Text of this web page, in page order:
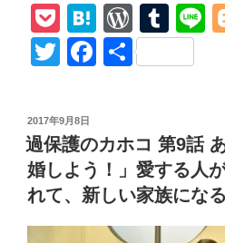
護
の
カ
最
終
回
(第
P
o
ck
H
at
e
a
W
or
d
e
ss
T
u
m
r
T
tt
er
F
e
b
o
o
共
投
稿
日:
2017年9月8日
過保護のカホコ 第9話
婚しよう！」愛する人
れて、新しい家族にな